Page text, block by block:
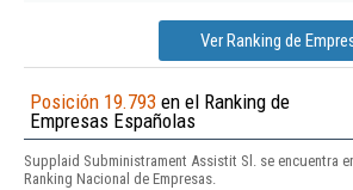
Ver Ranking de
Posición 19.793 en el Ranking de
Empresas Españolas
Supplaid Subministrament Assistit Sl. se encuentra
Ranking Nacional de Empresas.